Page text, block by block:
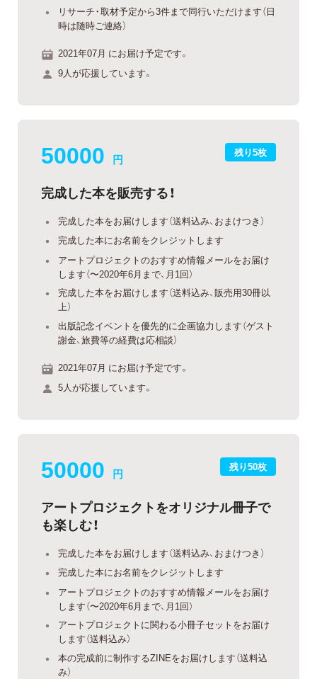
リサーチ・取材予定から3件まで同行いただけます（日
時は随時ご連絡）
2021年07月 にお届け予定です。
9人が応援しています。
残り5枚
50000 円
完成した本を販売する！
完成した本をお届けします（送料込み、おまけつき）
完成した本にお名前をクレジットします
アートプロジェクトのおすすめ情報メールをお届け
します（〜2020年6月まで、月1回）
完成した本をお届けします（送料込み、販売用30冊以
上）
出版記念イベントを優先的に企画協力します（ゲスト
謝金、旅費等の経費は応相談）
2021年07月 にお届け予定です。
5人が応援しています。
残り50枚
50000 円
アートプロジェクトをオリジナル冊子で
も楽しむ！
完成した本をお届けします（送料込み、おまけつき）
完成した本にお名前をクレジットします
アートプロジェクトのおすすめ情報メールをお届け
します（〜2020年6月まで、月1回）
アートプロジェクトに関わる小冊子セットをお届け
します（送料込み）
本の完成前に制作するZINEをお届けします（送料込
み）